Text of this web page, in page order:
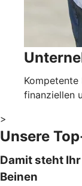
finanziellen
>
Unsere
Damit steht
Beinen